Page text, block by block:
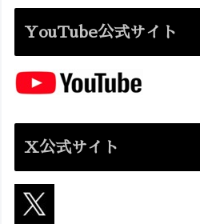
YouTube公式サイト
X公式サイト